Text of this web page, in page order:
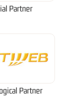
Partner
Partner